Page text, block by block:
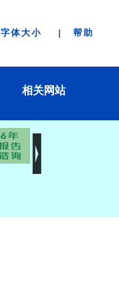
字体大小 帮助
相关网站